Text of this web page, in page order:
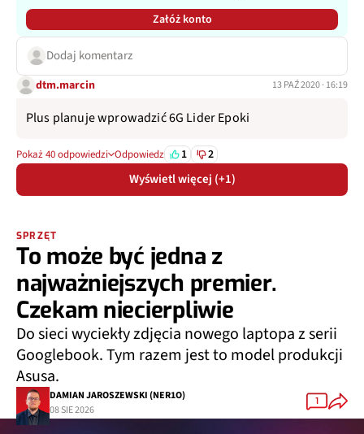
Załóż konto
Dodaj komentarz
dtm.marcin 13 PAŹ 2020 · 16:19
Plus planuje wprowadzić 6G Lider Epoki
Pokaż 40 odpowiedzi Odpowiedz 1 2
Wyświetl więcej (+1)
SPRZĘT
To może być jedna z
najważniejszych premier.
Czekam niecierpliwie
Do sieci wyciekły zdjęcia nowego laptopa z serii
Googlebook. Tym razem jest to model produkcji
Asusa.
DAMIAN JAROSZEWSKI (NER1O)
08 SIE 2026
1